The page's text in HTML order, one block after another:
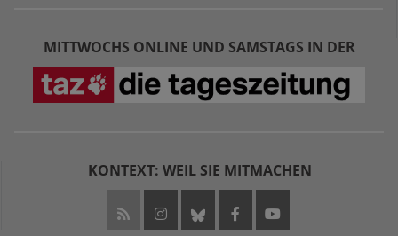
MITTWOCHS ONLINE UND SAMSTAGS IN DER
KONTEXT: WEIL SIE MITMACHEN